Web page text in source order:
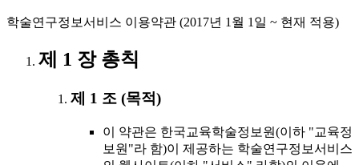
학술연구정보서비스 이용약관 (2017년 1월 1일 ~ 현재 적용)
제 1 장 총칙
제 1 조 (목적)
이 약관은 한국교육학술정보원(이하 "교육정
보원"라 함)이 제공하는 학술연구정보서비스